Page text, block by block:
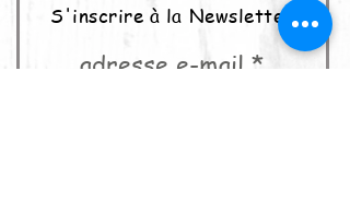
S'inscrire à la Newsletter
adresse e-mail